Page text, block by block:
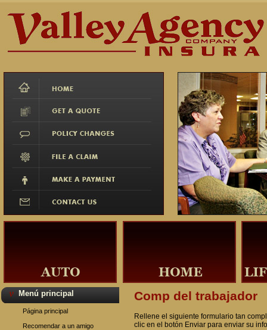
Menú principal
Página principal
Recomendar a un amigo
Comp del trabajador
Rellene el siguiente formulario tan
clic en el botón Enviar para enviar su